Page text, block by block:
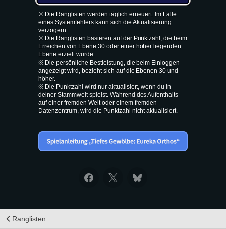
※ Die Ranglisten werden täglich erneuert. Im Falle
eines Systemfehlers kann sich die Aktualisierung
verzögern.
※ Die Ranglisten basieren auf der Punktzahl, die beim
Erreichen von Ebene 30 oder einer höher liegenden
Ebene erzielt wurde.
※ Die persönliche Bestleistung, die beim Einloggen
angezeigt wird, bezieht sich auf die Ebenen 30 und
höher.
※ Die Punktzahl wird nur aktualisiert, wenn du in
deiner Stammwelt spielst. Während des Aufenthalts
auf einer fremden Welt oder einem fremden
Datenzentrum, wird die Punktzahl nicht aktualisiert.
Ranglisten